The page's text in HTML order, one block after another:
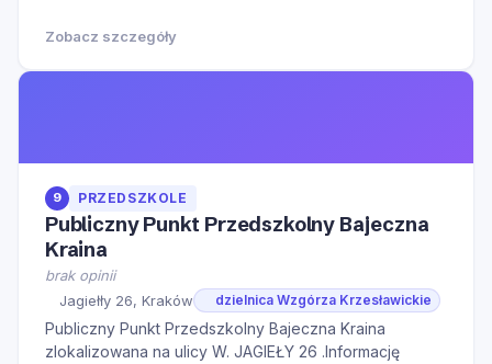
do kontaktu w godzinach otwarcia oraz na Naszą
Zobacz szczegóły
9 PRZEDSZKOLE
Publiczny Punkt Przedszkolny Bajeczna
Kraina
brak opinii
Jagiełły 26, Kraków
dzielnica Wzgórza Krzesławickie
Publiczny Punkt Przedszkolny Bajeczna Kraina
zlokalizowana na ulicy W. JAGIEŁY 26 .Informację